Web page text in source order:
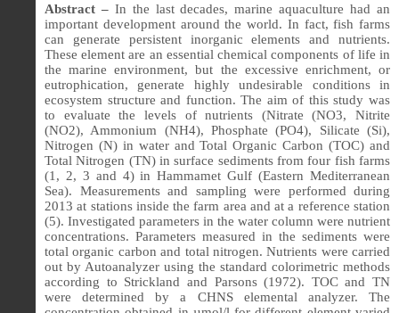
Abstract – In the last decades, marine aquaculture had an
important development around the world. In fact, fish farms
can generate persistent inorganic elements and nutrients.
These element are an essential chemical components of life in
the marine environment, but the excessive enrichment, or
eutrophication, generate highly undesirable conditions in
ecosystem structure and function.The aim of this study was
to evaluate the levels of nutrients (Nitrate (NO3, Nitrite
(NO2), Ammonium (NH4), Phosphate (PO4), Silicate (Si),
Nitrogen (N) in water and Total Organic Carbon (TOC) and
Total Nitrogen (TN) in surface sediments from four fish farms
(1, 2, 3 and 4) in Hammamet Gulf (Eastern Mediterranean
Sea). Measurements and sampling were performed during
2013 at stations inside the farm area and at a reference station
(5). Investigated parameters in the water column were nutrient
concentrations. Parameters measured in the sediments were
total organic carbon and total nitrogen.Nutrients were carried
out by Autoanalyzer using the standard colorimetric methods
according to Strickland and Parsons (1972). TOC and TN
were determined by a CHNS elemental analyzer. The